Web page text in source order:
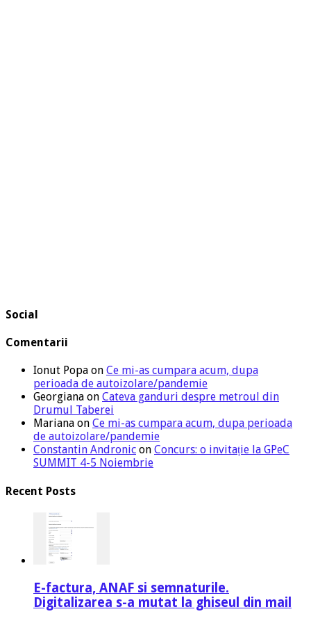
Social
Comentarii
Ionut Popa on Ce mi-as cumpara acum, dupa
perioada de autoizolare/pandemie
Georgiana on Cateva ganduri despre metroul din
Drumul Taberei
Mariana on Ce mi-as cumpara acum, dupa perioada
de autoizolare/pandemie
Constantin Andronic on Concurs: o invitație la GPeC
SUMMIT 4-5 Noiembrie
Recent Posts
E-factura, ANAF si semnaturile.
Digitalizarea s-a mutat la ghiseul din mail